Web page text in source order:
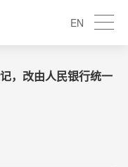
EN
，改由人民银行统一